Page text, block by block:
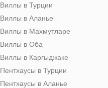
Виллы в Турции
Виллы в Аланье
Виллы в Махмутларе
Виллы в Оба
Виллы в Каргыджаке
Пентхаусы в Турции
Пентхаусы в Аланье